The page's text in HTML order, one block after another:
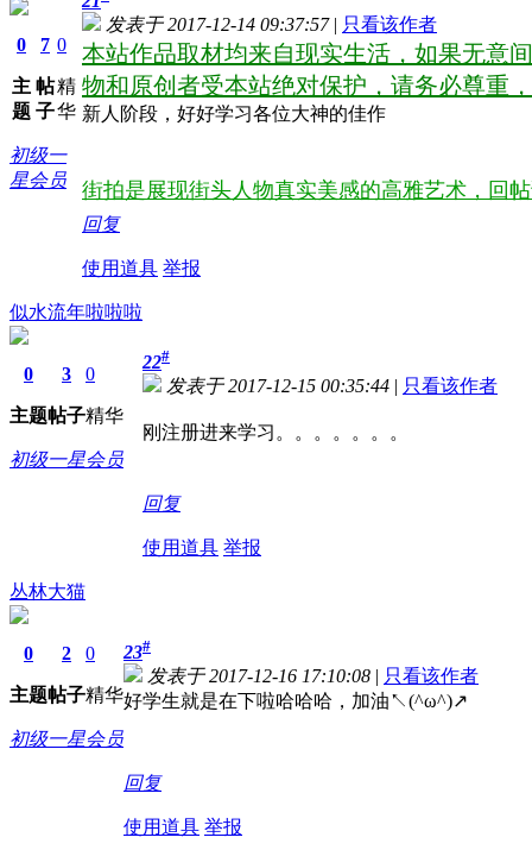
0
主
题
7
帖
子
0
精
华
初级一
星会员
发表于 2017-12-14 09:37:57 | 只看该作者
本站作品取材均来自现实生活，如果无意
物和原创者受本站绝对保护，请务必尊重
新人阶段，好好学习各位大神的佳作
街拍是展现街头人物真实美感的高雅艺术，回
回复
使用道具 举报
似水流年啦啦啦
0
主题
3
帖子
0
精华
初级一星会员
22#
发表于 2017-12-15 00:35:44 | 只看该作者
刚注册进来学习。。。。。。。
回复
使用道具 举报
丛林大猫
0
主题
2
帖子
0
精华
初级一星会员
23#
发表于 2017-12-16 17:10:08 | 只看该作者
好学生就是在下啦哈哈哈，加油↖(^ω^)↗
回复
使用道具 举报